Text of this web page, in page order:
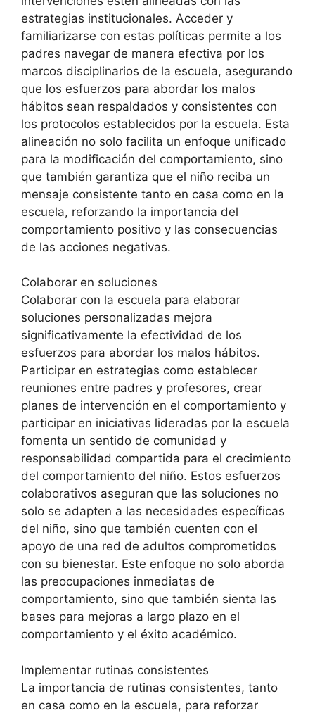
estrategias institucionales. Acceder y
familiarizarse con estas políticas permite a los
padres navegar de manera efectiva por los
marcos disciplinarios de la escuela, asegurando
que los esfuerzos para abordar los malos
hábitos sean respaldados y consistentes con
los protocolos establecidos por la escuela. Esta
alineación no solo facilita un enfoque unificado
para la modificación del comportamiento, sino
que también garantiza que el niño reciba un
mensaje consistente tanto en casa como en la
escuela, reforzando la importancia del
comportamiento positivo y las consecuencias
de las acciones negativas.
Colaborar en soluciones
Colaborar con la escuela para elaborar
soluciones personalizadas mejora
significativamente la efectividad de los
esfuerzos para abordar los malos hábitos.
Participar en estrategias como establecer
reuniones entre padres y profesores, crear
planes de intervención en el comportamiento y
participar en iniciativas lideradas por la escuela
fomenta un sentido de comunidad y
responsabilidad compartida para el crecimiento
del comportamiento del niño. Estos esfuerzos
colaborativos aseguran que las soluciones no
solo se adapten a las necesidades específicas
del niño, sino que también cuenten con el
apoyo de una red de adultos comprometidos
con su bienestar. Este enfoque no solo aborda
las preocupaciones inmediatas de
comportamiento, sino que también sienta las
bases para mejoras a largo plazo en el
comportamiento y el éxito académico.
Implementar rutinas consistentes
La importancia de rutinas consistentes, tanto
en casa como en la escuela, para reforzar